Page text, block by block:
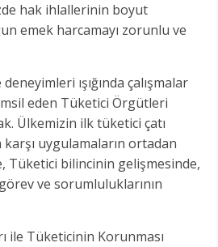
hak ihlallerinin boyut
emek harcamayı zorunlu ve
ışığında çalışmalar
eden Tüketici Örgütleri
Ülkemizin ilk tüketici çatı
uygulamaların ortadan
Tüketici bilincinin gelişmesinde,
ve sorumluluklarının
ile Tüketicinin Korunması